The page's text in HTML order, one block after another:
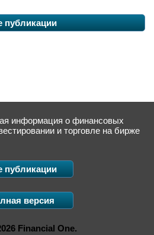
публикации
информация о финансовых
и торговле на бирже
публикации
версия
Financial One.